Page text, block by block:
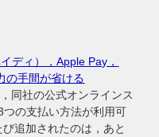
ディ），Apple Pay，
の手間が省ける
同社の公式オンラインス
つの支払い方法が利用可
追加されたのは，あと